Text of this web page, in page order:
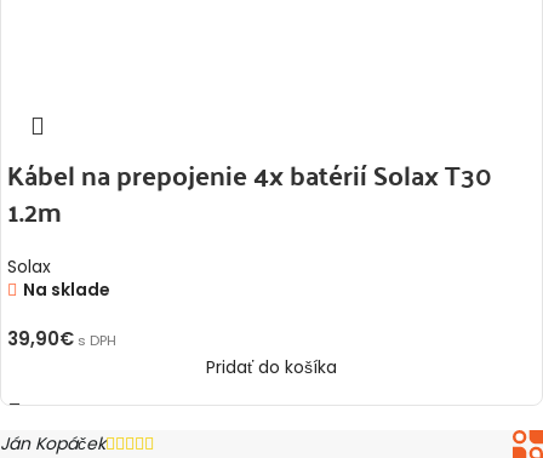
Kábel na prepojenie 4x batérií Solax T30
1.2m
Solax
Na sklade
39,90€ s DPH
Pridať do košíka
Ján Kopáček    